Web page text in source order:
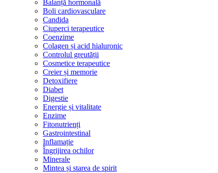
Balanță hormonală
Boli cardiovasculare
Candida
Ciuperci terapeutice
Coenzime
Colagen și acid hialuronic
Controlul greutății
Cosmetice terapeutice
Creier și memorie
Detoxifiere
Diabet
Digestie
Energie și vitalitate
Enzime
Fitonutrienți
Gastrointestinal
Inflamație
Îngrijirea ochilor
Minerale
Mintea și starea de spirit